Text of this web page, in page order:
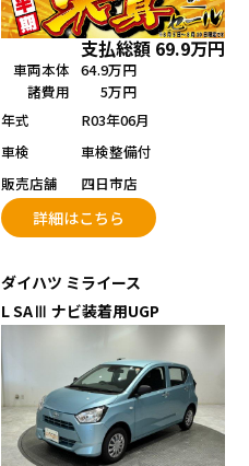
支払総額 69.9万円
車両本体 64.9万円
諸費用
5万円
年式
R03年06月
車検
車検整備付
販売店舗
四日市店
詳細はこちら
ダイハツ ミライース
L SAⅢ ナビ装着用UGP